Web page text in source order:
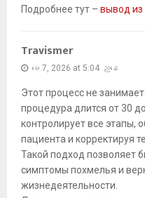
Подробнее тут – вывод из
Travismer
မေ 7, 2026 at 5:04 ညနေ
Этот процесс не
процедура длится от 30
контролирует все этапы,
пациента и корректируя
Такой подход позволяет
симптомы похмелья и
жизнедеятельности.